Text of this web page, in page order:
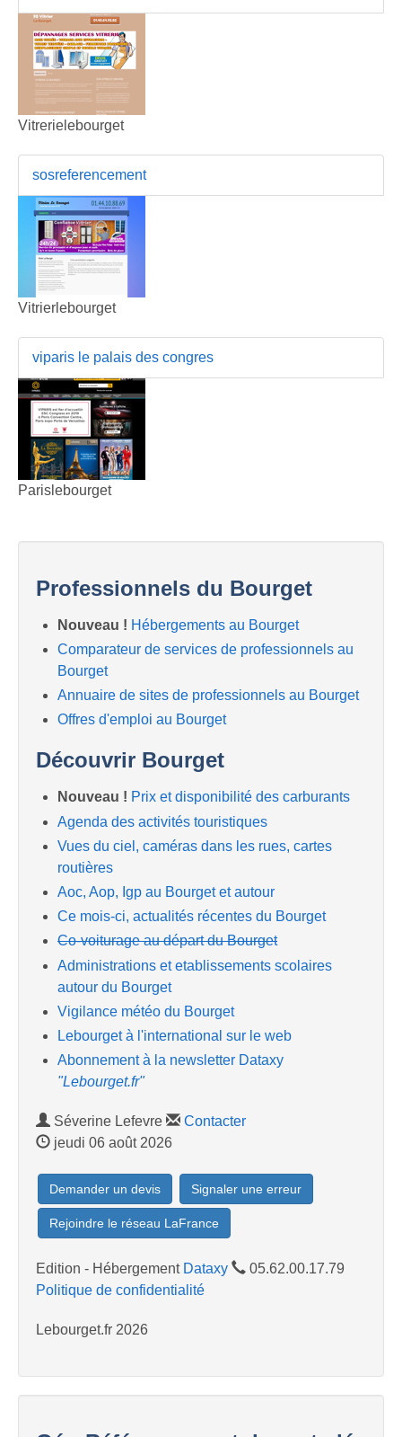
Vitrerielebourget
sosreferencement
Vitrierlebourget
viparis le palais des congres
Parislebourget
Professionnels du Bourget
Nouveau ! Hébergements au Bourget
Comparateur de services de professionnels au
Bourget
Annuaire de sites de professionnels au Bourget
Offres d'emploi au Bourget
Découvrir Bourget
Nouveau ! Prix et disponibilité des carburants
Agenda des activités touristiques
Vues du ciel, caméras dans les rues, cartes
routières
Aoc, Aop, Igp au Bourget et autour
Ce mois-ci, actualités récentes du Bourget
Co-voiturage au départ du Bourget
Administrations et etablissements scolaires
autour du Bourget
Vigilance météo du Bourget
Lebourget à l'international sur le web
Abonnement à la newsletter Dataxy
"Lebourget.fr"
Séverine Lefevre
Contacter
jeudi 06 août 2026
Demander un devis Signaler une erreur
Rejoindre le réseau LaFrance
Edition - Hébergement Dataxy
05.62.00.17.79
Politique de confidentialité
Lebourget.fr 2026